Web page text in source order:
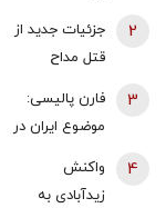
بازنشستگان
تامین اجتماعی
اعلام شد
جزئیات جدید از
قتل مداح
قرار حمیدرضا
رجب‌زاده با یک
دختر بلاگر چه
بود؟/ پیکر او در
2
فارن پالیسی:
موضوع ایران در
آینده اسرائیل
3
واکنش
زیدآبادی به
4